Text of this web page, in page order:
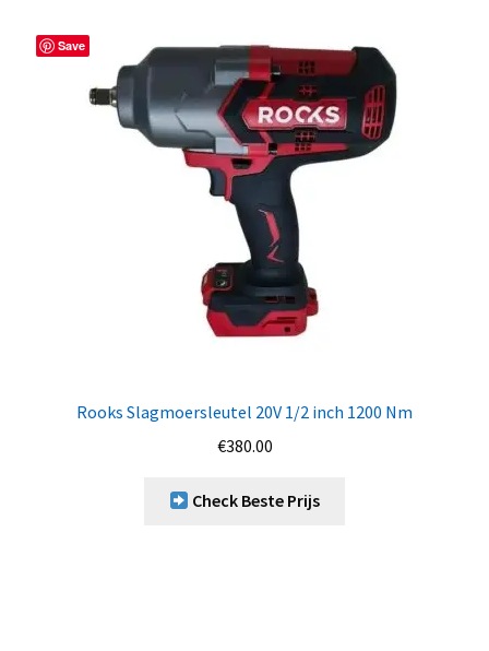
Save
Rooks Slagmoersleutel 20V 1/2 inch 1200 Nm
€380.00
Check Beste Prijs